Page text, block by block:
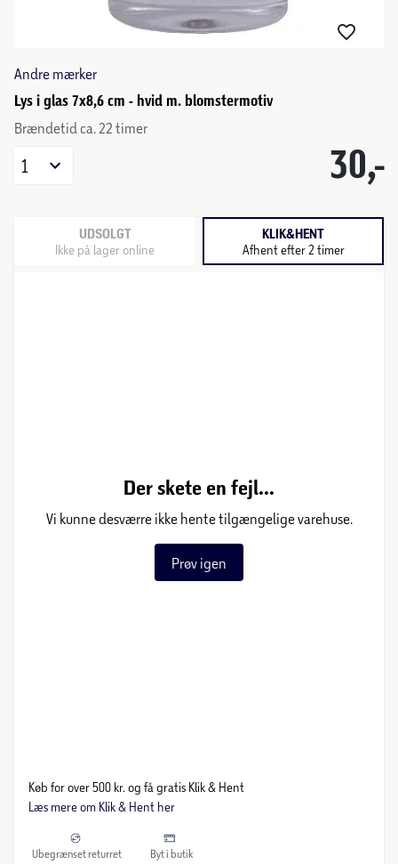
Andre mærker
Lys i glas 7x8,6 cm - hvid m. blomstermotiv
Brændetid ca. 22 timer
30,-
1
UDSOLGT
Ikke på lager online
KLIK&HENT
Afhent efter 2 timer
Der skete en fejl...
Vi kunne desværre ikke hente tilgængelige varehuse.
Prøv igen
Køb for over 500 kr. og få gratis Klik & Hent
Læs mere om Klik & Hent her
Ubegrænset returret Byt i butik